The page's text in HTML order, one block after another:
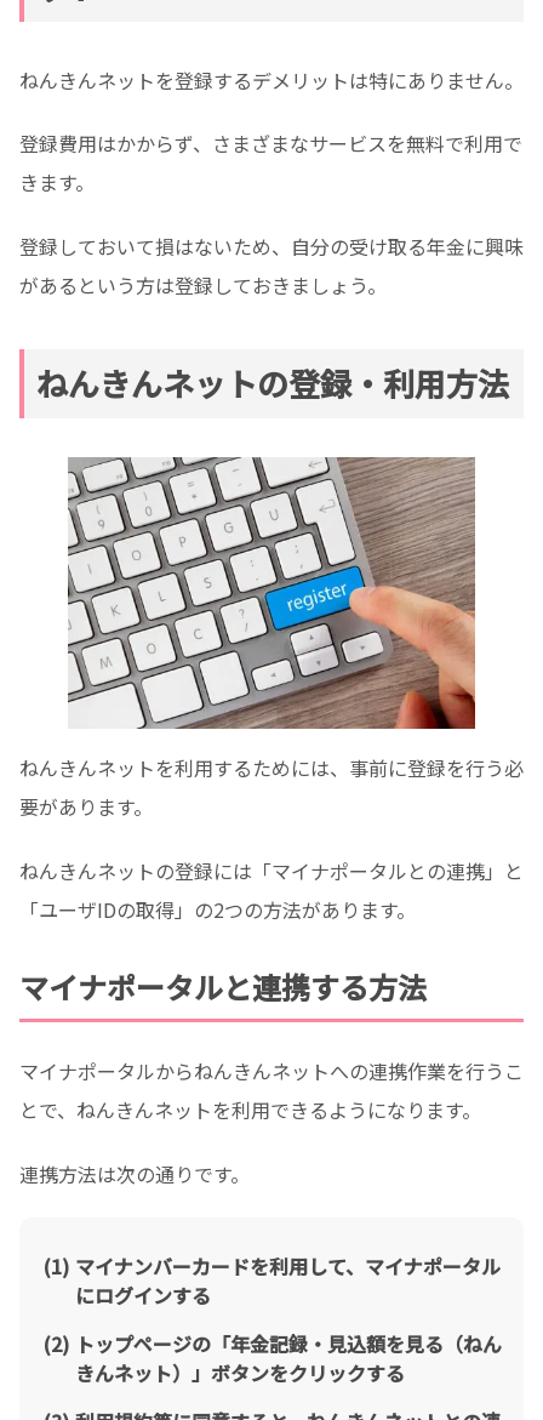
ねんきんネットを登録するデメリットは特にありません。
登録費用はかからず、さまざまなサービスを無料で利用で
きます。
登録しておいて損はないため、自分の受け取る年金に興味
があるという方は登録しておきましょう。
ねんきんネットの登録・利用方法
ねんきんネットを利用するためには、事前に登録を行う必
要があります。
ねんきんネットの登録には「マイナポータルとの連携」と
「ユーザIDの取得」の2つの方法があります。
マイナポータルと連携する方法
マイナポータルからねんきんネットへの連携作業を行うこ
とで、ねんきんネットを利用できるようになります。
連携方法は次の通りです。
マイナンバーカードを利用して、マイナポータル
にログインする
トップページの「年金記録・見込額を見る（ねん
きんネット）」ボタンをクリックする